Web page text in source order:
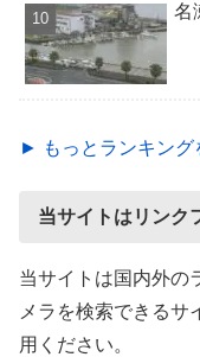
名
► もっとランキング
当サイトはリンク
当サイトは国内外の
メラを検索できるサ
用ください。